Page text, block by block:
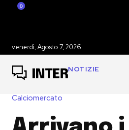
0
venerdì, Agosto 7, 2026
INTERNOTIZIE
Calciomercato